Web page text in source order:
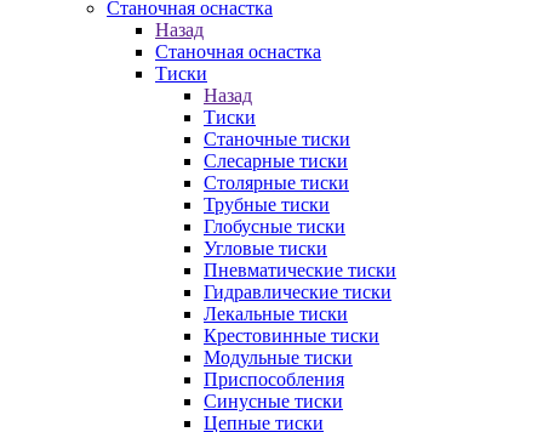
Станочная оснастка
Назад
Станочная оснастка
Тиски
Назад
Тиски
Станочные тиски
Слесарные тиски
Столярные тиски
Трубные тиски
Глобусные тиски
Угловые тиски
Пневматические тиски
Гидравлические тиски
Лекальные тиски
Крестовинные тиски
Модульные тиски
Приспособления
Синусные тиски
Цепные тиски